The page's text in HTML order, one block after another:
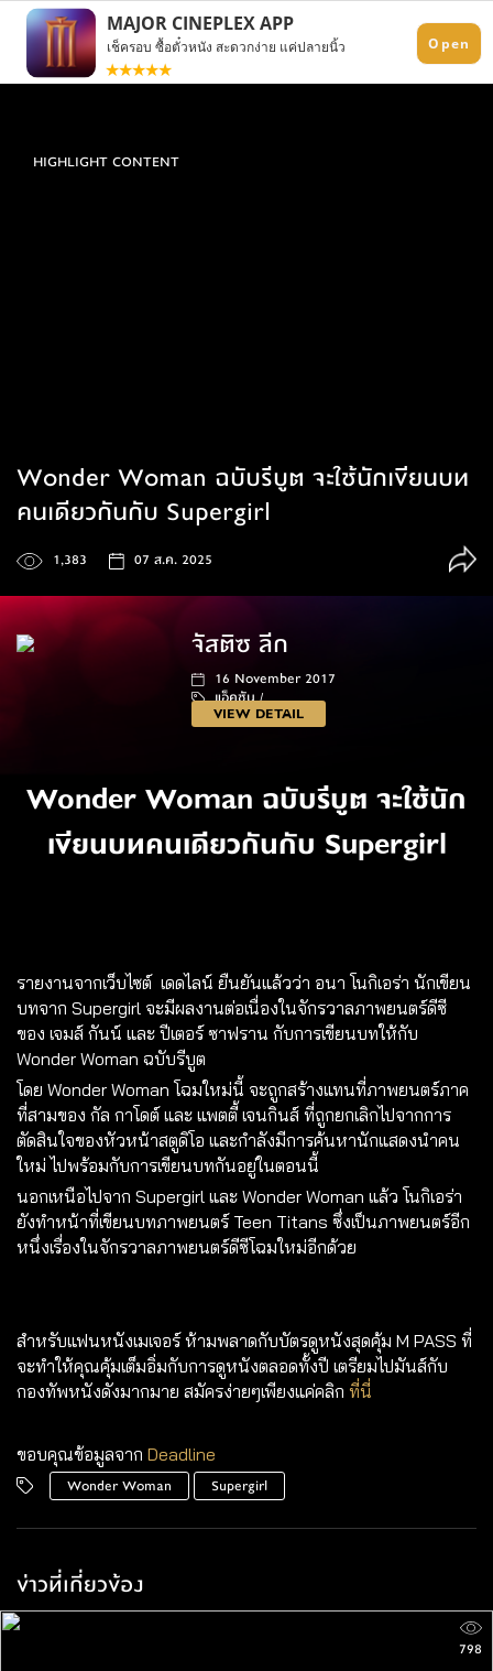
HIGHLIGHT CONTENT
Wonder Woman ฉบับรีบูต จะใช้นักเขียนบท
คนเดียวกันกับ Supergirl
1,383 07 ส.ค. 2025
จัสติซ ลีก
16 November 2017
แอ็คชัน /
120 นาที
VIEW DETAIL
Wonder Woman ฉบับรีบูต จะใช้นัก
เขียนบทคนเดียวกันกับ Supergirl
รายงานจากเว็บไซต์ เดดไลน์ ยืนยันแล้วว่า อนา โนกิเอร่า นักเขียน
บทจาก Supergirl จะมีผลงานต่อเนื่องในจักรวาลภาพยนตร์ดีซี
ของ เจมส์ กันน์ และ ปีเตอร์ ซาฟราน กับการเขียนบทให้กับ
Wonder Woman ฉบับรีบูต
โดย Wonder Woman โฉมใหม่นี้ จะถูกสร้างแทนที่ภาพยนตร์ภาค
ที่สามของ กัล กาโดต์ และ แพตตี้ เจนกินส์ ที่ถูกยกเลิกไปจากการ
ตัดสินใจของหัวหน้าสตูดิโอ และกำลังมีการค้นหานักแสดงนำคน
ใหม่ ไปพร้อมกับการเขียนบทกันอยู่ในตอนนี้
นอกเหนือไปจาก Supergirl และ Wonder Woman แล้ว โนกิเอร่า
ยังทำหน้าที่เขียนบทภาพยนตร์ Teen Titans ซึ่งเป็นภาพยนตร์อีก
หนึ่งเรื่องในจักรวาลภาพยนตร์ดีซีโฉมใหม่อีกด้วย
สำหรับแฟนหนังเมเจอร์ ห้ามพลาดกับบัตรดูหนังสุดคุ้ม M PASS ที่
จะทำให้คุณคุ้มเต็มอิ่มกับการดูหนังตลอดทั้งปี เตรียมไปมันส์กับ
กองทัพหนังดังมากมาย สมัครง่ายๆเพียงแค่คลิก ที่นี่
ขอบคุณข้อมูลจาก Deadline
Wonder Woman Supergirl
ข่าวที่เกี่ยวข้อง
798